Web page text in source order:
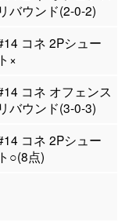
リバウンド(2-0-2)
コネ 2Pシュー
ト×
コネ オフェンス
リバウンド(3-0-3)
コネ 2Pシュー
ト○(8点)